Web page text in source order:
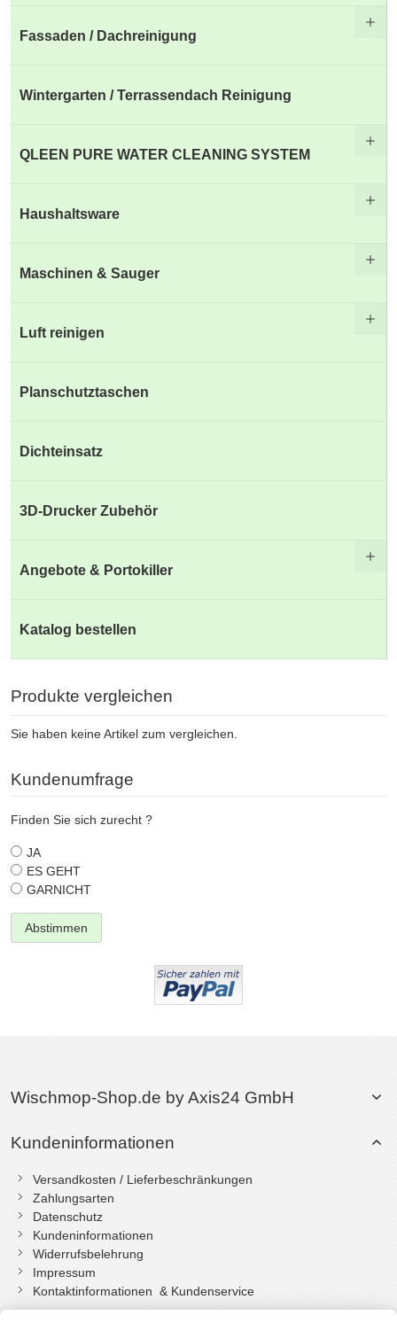
Fassaden / Dachreinigung
Wintergarten / Terrassendach Reinigung
QLEEN PURE WATER CLEANING SYSTEM
Haushaltsware
Maschinen & Sauger
Luft reinigen
Planschutztaschen
Dichteinsatz
3D-Drucker Zubehör
Angebote & Portokiller
Katalog bestellen
Produkte vergleichen
Sie haben keine Artikel zum vergleichen.
Kundenumfrage
Finden Sie sich zurecht ?
JA
ES GEHT
GARNICHT
Abstimmen
Wischmop-Shop.de by Axis24 GmbH
Kundeninformationen
Versandkosten / Lieferbeschränkungen
Zahlungsarten
Datenschutz
Kundeninformationen
Widerrufsbelehrung
Impressum
Kontaktinformationen & Kundenservice